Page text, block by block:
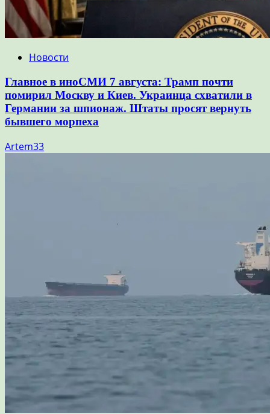
Новости
Главное в иноСМИ 7 августа: Трамп почти
помирил Москву и Киев. Украинца схватили в
Германии за шпионаж. Штаты просят вернуть
бывшего морпеха
Artem33